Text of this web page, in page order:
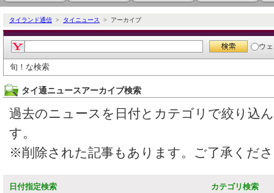
タイランド通信 > タイニュース > アーカイブ
ウ
旬！な検索
タイ通ニュースアーカイブ検索
過去のニュースを日付とカテゴリで絞り込
す。
※削除された記事もあります。ご了承くだ
日付指定検索 カテゴリ検索